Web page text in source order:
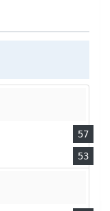
57
53